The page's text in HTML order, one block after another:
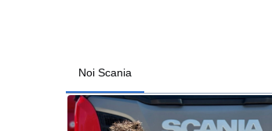
Noi Scania